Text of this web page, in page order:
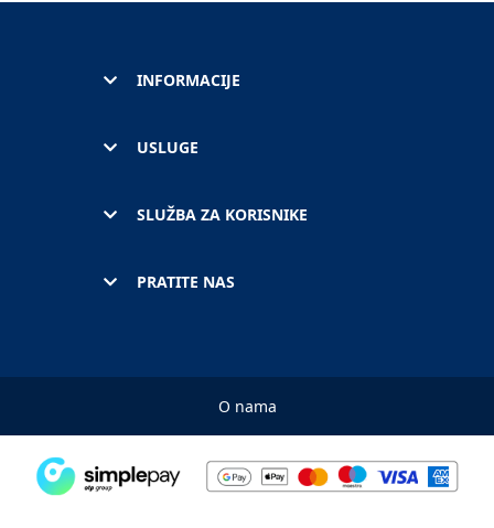
INFORMACIJE
USLUGE
SLUŽBA ZA KORISNIKE
PRATITE NAS
O nama